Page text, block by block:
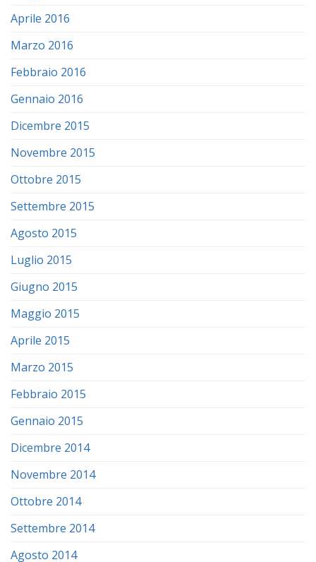
Aprile 2016
Marzo 2016
Febbraio 2016
Gennaio 2016
Dicembre 2015
Novembre 2015
Ottobre 2015
Settembre 2015
Agosto 2015
Luglio 2015
Giugno 2015
Maggio 2015
Aprile 2015
Marzo 2015
Febbraio 2015
Gennaio 2015
Dicembre 2014
Novembre 2014
Ottobre 2014
Settembre 2014
Agosto 2014